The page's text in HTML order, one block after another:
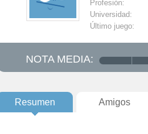
Profesión:
Universidad:
Último juego:
NOTA MEDIA:
Resumen Amigos